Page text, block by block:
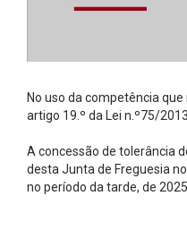
No uso da competência
artigo 19.º da Lei n.º75/
A concessão de tolerância
desta Junta de Freguesia
no período da tarde, de 2025